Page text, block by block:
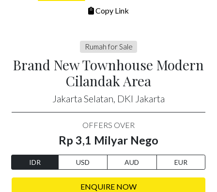
Copy Link
Rumah for Sale
Brand New Townhouse Modern
Cilandak Area
Jakarta Selatan, DKI Jakarta
OFFERS OVER
Rp 3,1 Milyar Nego
IDR USD AUD EUR
ENQUIRE NOW